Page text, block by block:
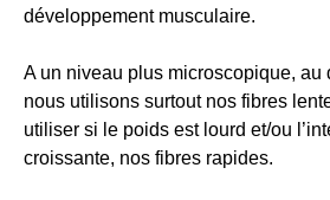
développement musculaire.
A un niveau plus microscopique, au
nous utilisons surtout nos fibres
utiliser si le poids est lourd et/ou
croissante, nos fibres rapides.